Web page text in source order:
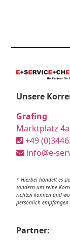
Unsere
Grafing
Marktplatz
+49
info@e-
* Hierbei handelt es
sondern um reine
richten können und
persönlich empfangen.
Partner: